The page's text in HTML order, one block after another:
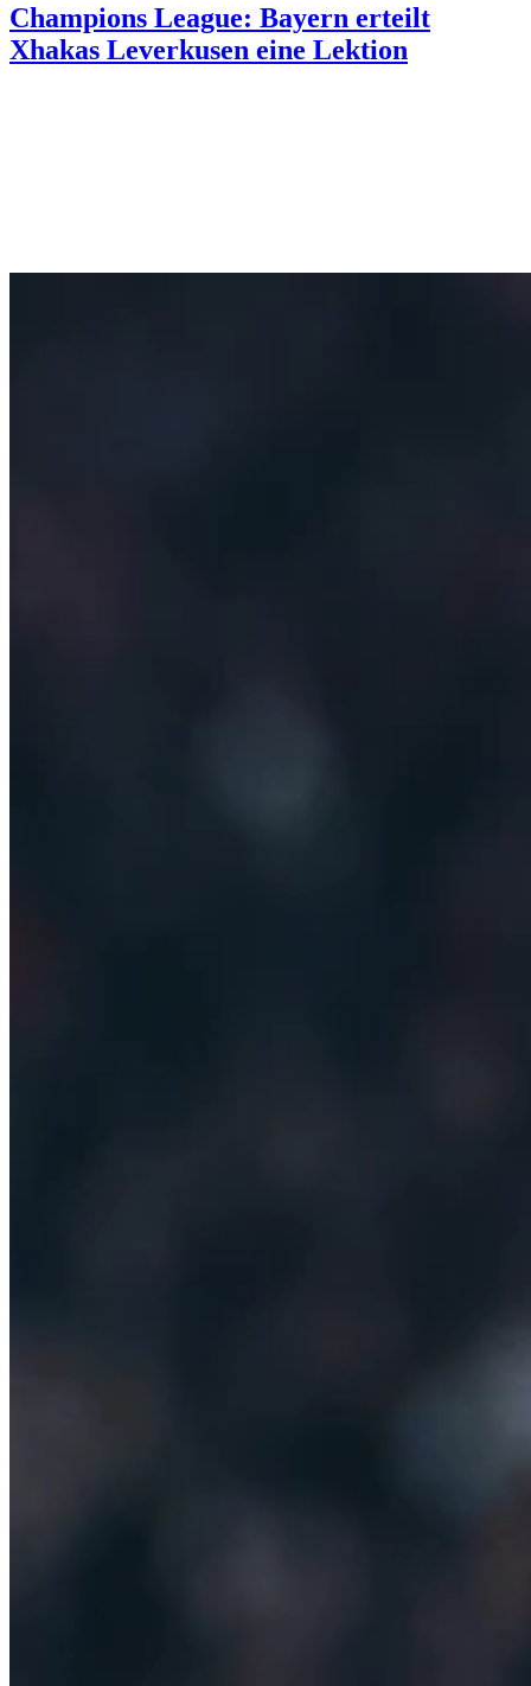
Champions League: Bayern erteilt
Xhakas Leverkusen eine Lektion